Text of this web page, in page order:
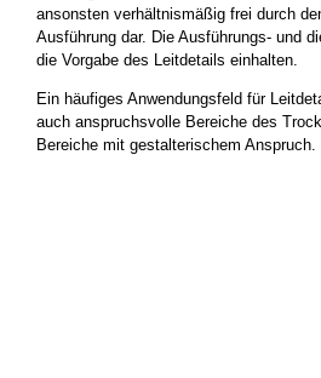
ansonsten verhältnismäßig frei durch
Ausführung dar. Die Ausführungs- und
die Vorgabe des Leitdetails einhalten.
Ein häufiges Anwendungsfeld für
auch anspruchsvolle Bereiche des
Bereiche mit gestalterischem Anspruch.